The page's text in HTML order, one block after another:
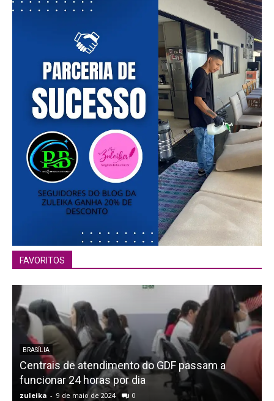
FAVORITOS
BRASÍLIA
Centrais de atendimento do GDF passam a
funcionar 24 horas por dia
zuleika - 9 de maio de 2024 0